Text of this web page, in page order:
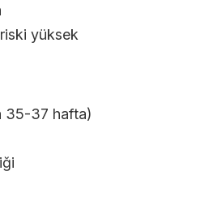
yüksek
35-37 hafta)